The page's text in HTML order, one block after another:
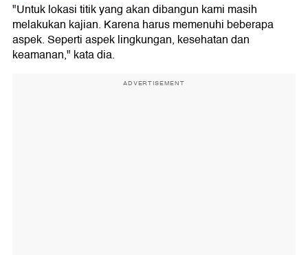
"Untuk lokasi titik yang akan dibangun kami masih
melakukan kajian. Karena harus memenuhi beberapa
aspek. Seperti aspek lingkungan, kesehatan dan
keamanan," kata dia.
ADVERTISEMENT